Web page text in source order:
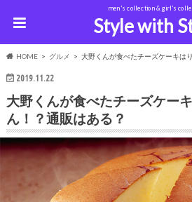
men's collection & girl's
Style with
HOME グルメ 大野くんが食べたチーズケーキは
2019.11.22
大野くんが食べたチーズケー
ん！？通販はある？